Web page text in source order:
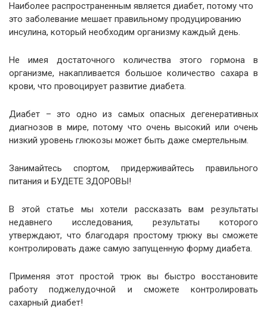
Наиболее распространенным является диабет, потому что
это заболевание мешает правильному продуцированию
инсулина, который необходим организму каждый день.
Не имея достаточного количества этого гормона в
организме, накапливается большое количество сахара в
крови, что провоцирует развитие диабета.
Диабет – это одно из самых опасных дегенеративных
диагнозов в мире, потому что очень высокий или очень
низкий уровень глюкозы может быть даже смертельным.
Занимайтесь спортом, придерживайтесь правильного
питания и БУДЕТЕ ЗДОРОВЫ!
В этой статье мы хотели рассказать вам результаты
недавнего исследования, результаты которого
утверждают, что благодаря простому трюку вы сможете
контролировать даже самую запущенную форму диабета.
Применяя этот простой трюк вы быстро восстановите
работу поджелудочной и сможете контролировать
сахарный диабет!